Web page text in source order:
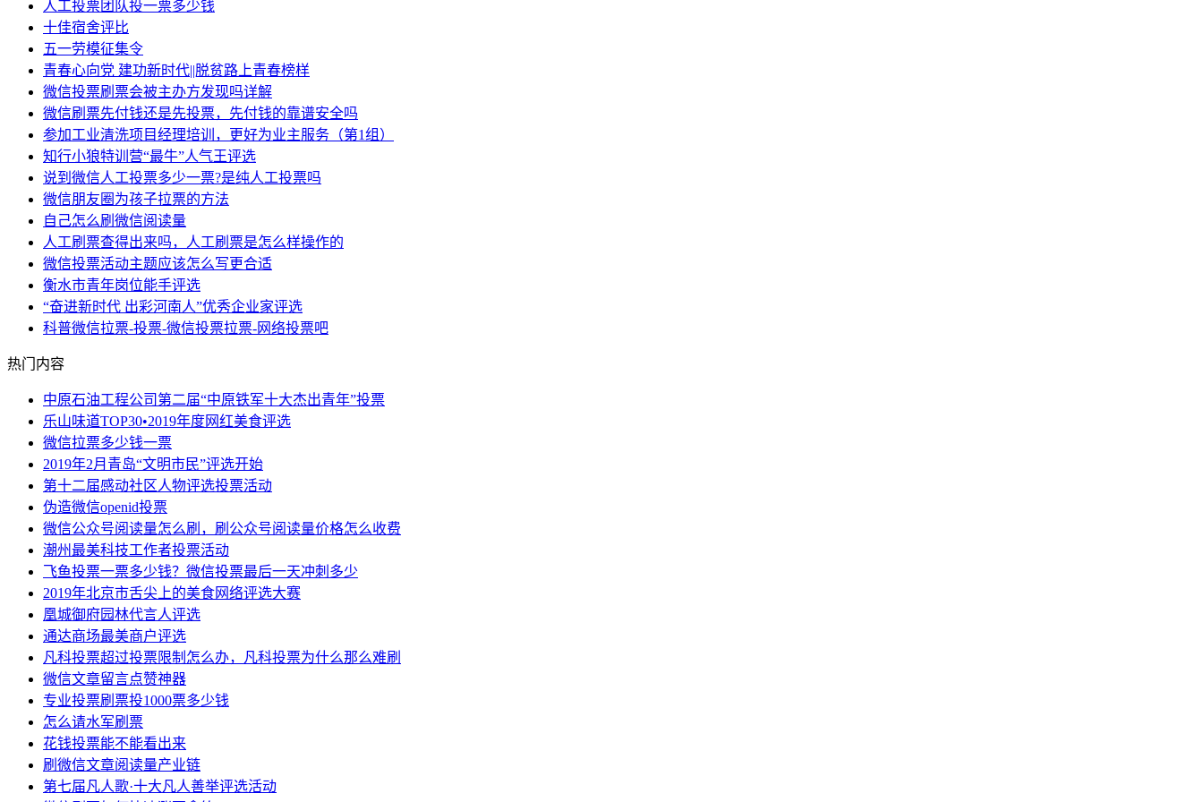
人工投票团队投一票多少钱
十佳宿舍评比
五一劳模征集令
青春心向党 建功新时代||脱贫路上青春榜样
微信投票刷票会被主办方发现吗详解
微信刷票先付钱还是先投票，先付钱的靠谱安全吗
参加工业清洗项目经理培训，更好为业主服务（第1组）
知行小狼特训营“最牛”人气王评选
说到微信人工投票多少一票?是纯人工投票吗
微信朋友圈为孩子拉票的方法
自己怎么刷微信阅读量
人工刷票查得出来吗，人工刷票是怎么样操作的
微信投票活动主题应该怎么写更合适
衡水市青年岗位能手评选
“奋进新时代 出彩河南人”优秀企业家评选
科普微信拉票-投票-微信投票拉票-网络投票吧
热门内容
中原石油工程公司第二届“中原铁军十大杰出青年”投票
乐山味道TOP30•2019年度网红美食评选
微信拉票多少钱一票
2019年2月青岛“文明市民”评选开始
第十二届感动社区人物评选投票活动
伪造微信openid投票
微信公众号阅读量怎么刷，刷公众号阅读量价格怎么收费
潮州最美科技工作者投票活动
飞鱼投票一票多少钱？微信投票最后一天冲刺多少
2019年北京市舌尖上的美食网络评选大赛
凰城御府园林代言人评选
通达商场最美商户评选
凡科投票超过投票限制怎么办，凡科投票为什么那么难刷
微信文章留言点赞神器
专业投票刷票投1000票多少钱
怎么请水军刷票
花钱投票能不能看出来
刷微信文章阅读量产业链
第七届凡人歌·十大凡人善举评选活动